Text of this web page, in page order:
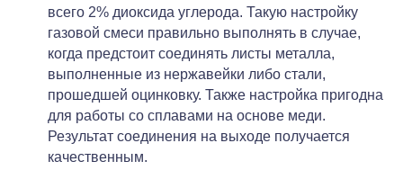
всего 2% диоксида углерода. Такую настройку
газовой смеси правильно выполнять в случае,
когда предстоит соединять листы металла,
выполненные из нержавейки либо стали,
прошедшей оцинковку. Также настройка пригодна
для работы со сплавами на основе меди.
Результат соединения на выходе получается
качественным.